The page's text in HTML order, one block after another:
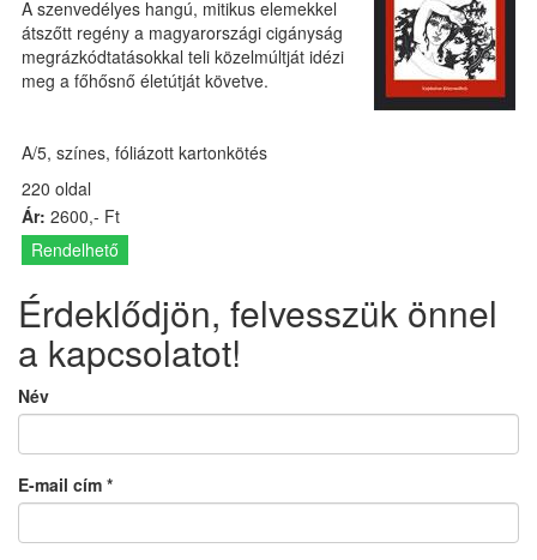
A szenvedélyes hangú, mitikus elemekkel
átszőtt regény a magyarországi cigányság
megrázkódtatásokkal teli közelmúltját idézi
meg a főhősnő életútját követve.
A/5, színes, fóliázott kartonkötés
220 oldal
Ár: 2600,- Ft
Rendelhető
Érdeklődjön, felvesszük önnel
a kapcsolatot!
Név
E-mail cím *